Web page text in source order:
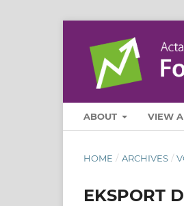
ABOUT VIEW
HOME / ARCHIVES /
EKSPORT